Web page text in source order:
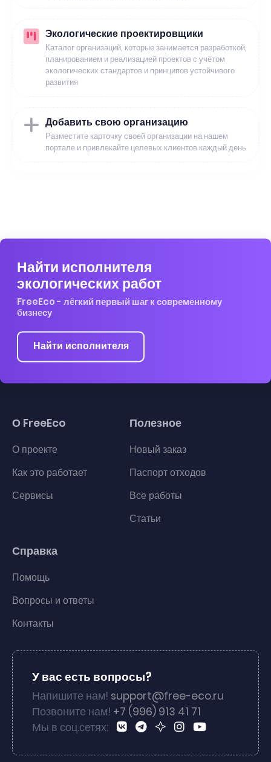
Экологические проектировщики
Каталог организаций, которые занимается разработкой,
планированием и реализацией проектов с учётом
экологических стандартов и принципов устойчивого
развития
Добавить свою организацию
Разместите карточку своей организации на нашем
портале и привлекайте целевых клиентов каждый день
Найти исполнителя
экологических работ
FreeEco - лёгкий первый шаг к современному
бизнесу
Найти исполнителя
О FreeEco
О проекте
Как это работает
Сервисы
Полезное
Новый заказ
Паспорт отходов
Все работы
Статьи
Справка
Помощь
Вопросы и ответы
Контакты
У вас есть вопросы?
Напишите нам! support@free-eco.ru
Позвоните нам! +7 (996) 913 41 71
Мы в соц.сетях: